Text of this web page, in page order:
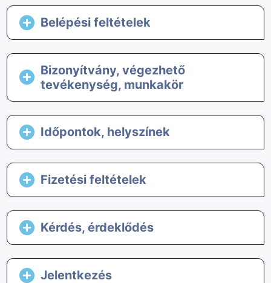
Belépési feltételek
Bizonyítvány, végezhető
tevékenység, munkakör
Időpontok, helyszínek
Fizetési feltételek
Kérdés, érdeklődés
Jelentkezés